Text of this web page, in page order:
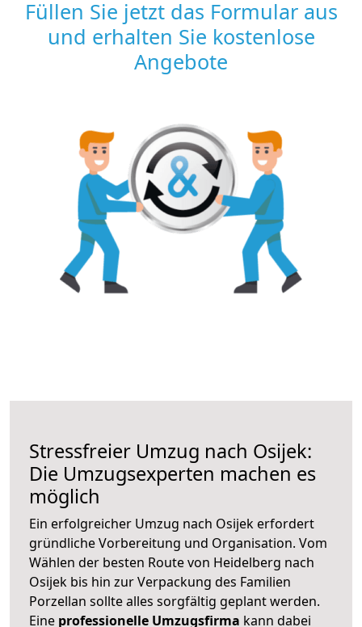
Füllen Sie jetzt das Formular aus
und erhalten Sie kostenlose
Angebote
Stressfreier Umzug nach Osijek:
Die Umzugsexperten machen es
möglich
Ein erfolgreicher Umzug nach Osijek erfordert
gründliche Vorbereitung und Organisation. Vom
Wählen der besten Route von Heidelberg nach
Osijek bis hin zur Verpackung des Familien
Porzellan sollte alles sorgfältig geplant werden.
Eine professionelle Umzugsfirma kann dabei